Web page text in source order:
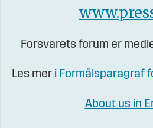
Forsvarets forum er
Les mer i Formålsparagraf
About us in